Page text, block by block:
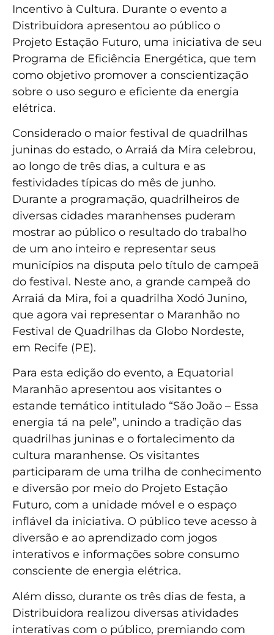
Incentivo à Cultura. Durante o evento a
Distribuidora apresentou ao público o
Projeto Estação Futuro, uma iniciativa de seu
Programa de Eficiência Energética, que tem
como objetivo promover a conscientização
sobre o uso seguro e eficiente da energia
elétrica.
Considerado o maior festival de quadrilhas
juninas do estado, o Arraiá da Mira celebrou,
ao longo de três dias, a cultura e as
festividades típicas do mês de junho.
Durante a programação, quadrilheiros de
diversas cidades maranhenses puderam
mostrar ao público o resultado do trabalho
de um ano inteiro e representar seus
municípios na disputa pelo título de campeã
do festival. Neste ano, a grande campeã do
Arraiá da Mira, foi a quadrilha Xodó Junino,
que agora vai representar o Maranhão no
Festival de Quadrilhas da Globo Nordeste,
em Recife (PE).
Para esta edição do evento, a Equatorial
Maranhão apresentou aos visitantes o
estande temático intitulado “São João – Essa
energia tá na pele”, unindo a tradição das
quadrilhas juninas e o fortalecimento da
cultura maranhense. Os visitantes
participaram de uma trilha de conhecimento
e diversão por meio do Projeto Estação
Futuro, com a unidade móvel e o espaço
inflável da iniciativa. O público teve acesso à
diversão e ao aprendizado com jogos
interativos e informações sobre consumo
consciente de energia elétrica.
Além disso, durante os três dias de festa, a
Distribuidora realizou diversas atividades
interativas com o público, premiando com